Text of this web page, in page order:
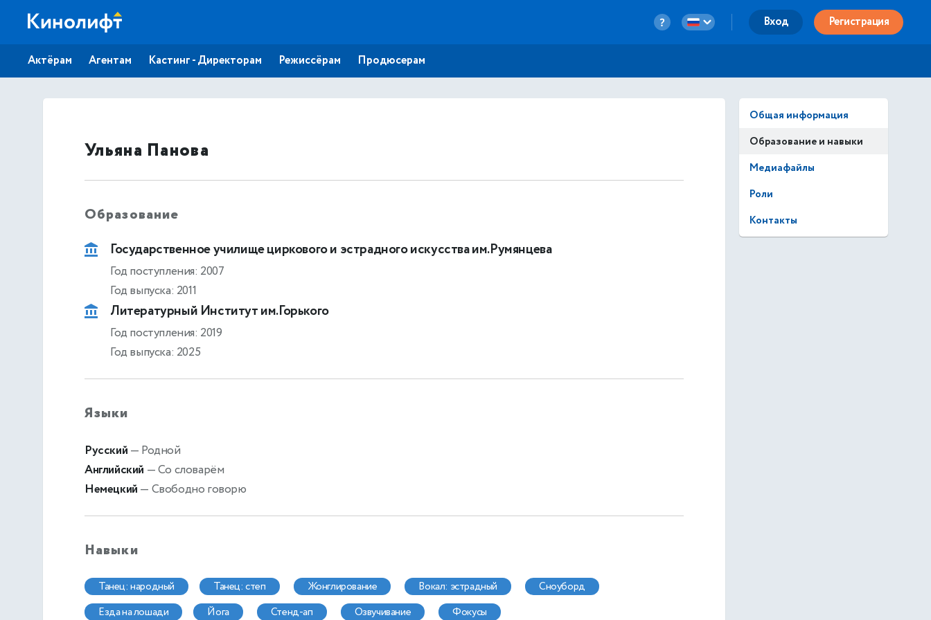
Вход Регистрация
Актёрам Агентам Кастинг - Директорам Режиссёрам Продюсерам
Ульяна Панова
Образование
Государственное училище циркового и эстрадного искусства им.Румянцева
Год поступления: 2007
Год выпуска: 2011
Литературный Институт им.Горького
Год поступления: 2019
Год выпуска: 2025
Языки
Русский — Родной
Английский — Со словарём
Немецкий — Свободно говорю
Навыки
танец: народный танец: степ жонглирование вокал: эстрадный
сноуборд
езда на лошади
йога стенд-ап озвучивание фокусы
Общая информация
Образование и навыки
Медиафайлы
Роли
Контакты